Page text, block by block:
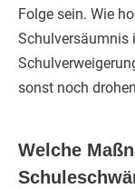
Folge sein. Wie
Schulversäumnis
sonst noch
Welche